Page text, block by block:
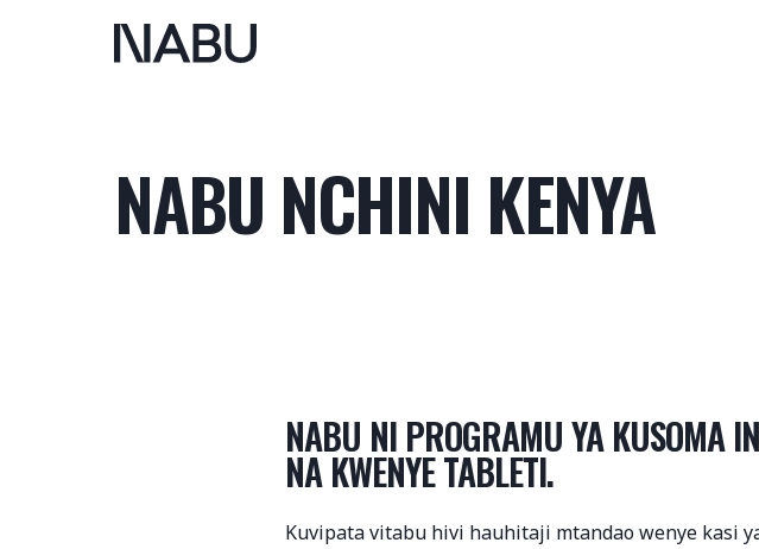
NABU NCHINI KENYA
NABU NI PROGRAMU YA KUSOMA
NA KWENYE TABLETI.
Kuvipata vitabu hivi hauhitaji mtandao wenye kasi